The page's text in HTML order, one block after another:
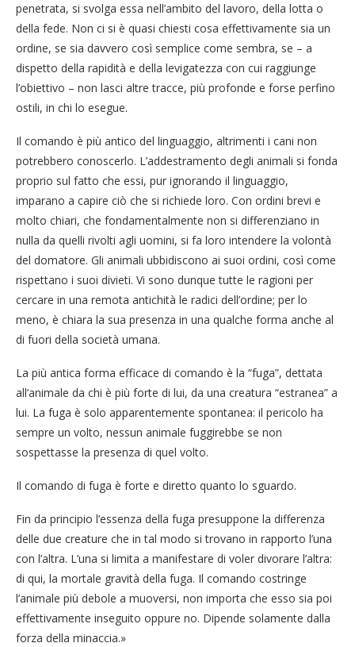
penetrata, si svolga essa nell’ambito del lavoro, della lotta o
della fede. Non ci si è quasi chiesti cosa effettivamente sia un
ordine, se sia davvero così semplice come sembra, se – a
dispetto della rapidità e della levigatezza con cui raggiunge
l’obiettivo – non lasci altre tracce, più profonde e forse perfino
ostili, in chi lo esegue.
Il comando è più antico del linguaggio, altrimenti i cani non
potrebbero conoscerlo. L’addestramento degli animali si fonda
proprio sul fatto che essi, pur ignorando il linguaggio,
imparano a capire ciò che si richiede loro. Con ordini brevi e
molto chiari, che fondamentalmente non si differenziano in
nulla da quelli rivolti agli uomini, si fa loro intendere la volontà
del domatore. Gli animali ubbidiscono ai suoi ordini, così come
rispettano i suoi divieti. Vi sono dunque tutte le ragioni per
cercare in una remota antichità le radici dell’ordine; per lo
meno, è chiara la sua presenza in una qualche forma anche al
di fuori della società umana.
La più antica forma efficace di comando è la “fuga”, dettata
all’animale da chi è più forte di lui, da una creatura “estranea” a
lui. La fuga è solo apparentemente spontanea: il pericolo ha
sempre un volto, nessun animale fuggirebbe se non
sospettasse la presenza di quel volto.
Il comando di fuga è forte e diretto quanto lo sguardo.
Fin da principio l’essenza della fuga presuppone la differenza
delle due creature che in tal modo si trovano in rapporto l’una
con l’altra. L’una si limita a manifestare di voler divorare l’altra:
di qui, la mortale gravità della fuga. Il comando costringe
l’animale più debole a muoversi, non importa che esso sia poi
effettivamente inseguito oppure no. Dipende solamente dalla
forza della minaccia.»